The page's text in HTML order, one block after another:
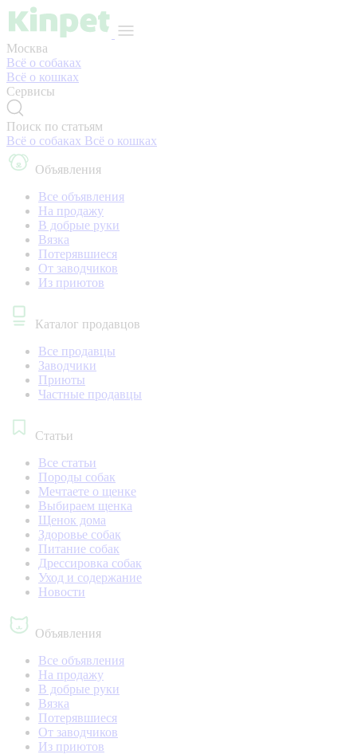
Москва
Всё о собаках
Всё о кошках
Сервисы
Поиск по статьям
Всё о собаках Всё о кошках
Объявления
Все объявления
На продажу
В добрые руки
Вязка
Потерявшиеся
От заводчиков
Из приютов
Каталог продавцов
Все продавцы
Заводчики
Приюты
Частные продавцы
Статьи
Все статьи
Породы собак
Мечтаете о щенке
Выбираем щенка
Щенок дома
Здоровье собак
Питание собак
Дрессировка собак
Уход и содержание
Новости
Объявления
Все объявления
На продажу
В добрые руки
Вязка
Потерявшиеся
От заводчиков
Из приютов